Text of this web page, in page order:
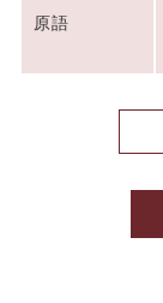
原語